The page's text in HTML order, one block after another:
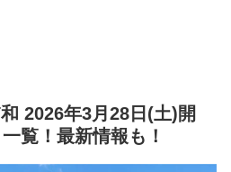
2026年3月28日(土)開
覧！最新情報も！